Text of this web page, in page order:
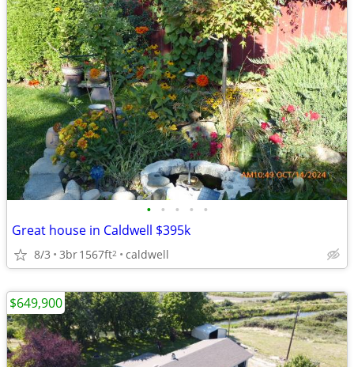
• • • • •
Great house in Caldwell $395k
8/3 3br1567ft2 caldwell
$649,900